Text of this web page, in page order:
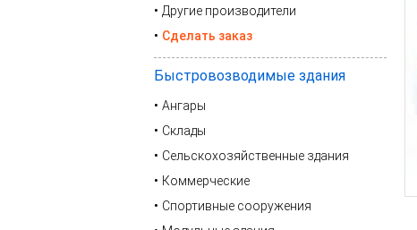
Другие производители
Сделать заказ
Быстровозводимые здания
Ангары
Склады
Сельскохозяйственные здания
Коммерческие
Спортивные сооружения